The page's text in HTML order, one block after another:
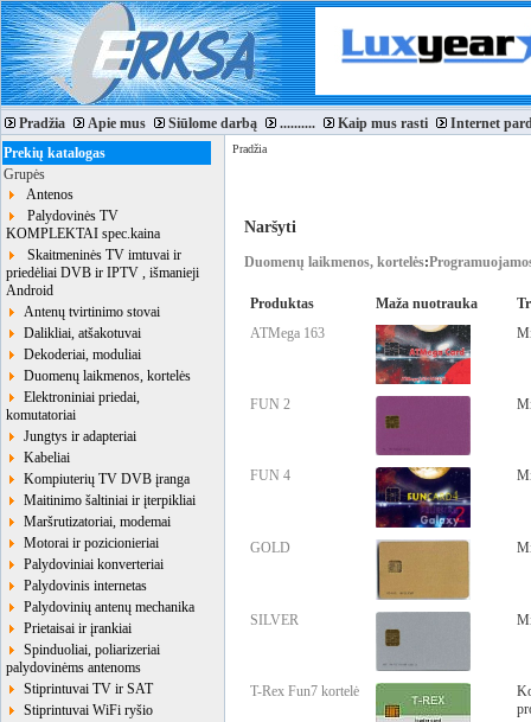
Pradžia Apie mus Siūlome darbą .......... Kaip mus rasti
Internet
Prekių katalogas
Grupės
Antenos
Palydovinės TV
KOMPLEKTAI spec.kaina
Skaitmeninės TV imtuvai ir
priedėliai DVB ir IPTV , išmanieji
Android
Antenų tvirtinimo stovai
Dalikliai, atšakotuvai
Dekoderiai, moduliai
Duomenų laikmenos, kortelės
Elektroniniai priedai,
komutatoriai
Jungtys ir adapteriai
Kabeliai
Kompiuterių TV DVB įranga
Maitinimo šaltiniai ir įterpikliai
Maršrutizatoriai, modemai
Motorai ir pozicionieriai
Palydoviniai konverteriai
Palydovinis internetas
Palydovinių antenų mechanika
Prietaisai ir įrankiai
Spinduoliai, poliarizeriai
palydovinėms antenoms
Stiprintuvai TV ir SAT
Stiprintuvai WiFi ryšio
Pradžia
Naršyti
Duomenų laikmenos, kortelės:
Produktas Maža nuotrauka
ATMega 163
FUN 2
FUN 4
GOLD
SILVER
T-Rex Fun7 kortelė